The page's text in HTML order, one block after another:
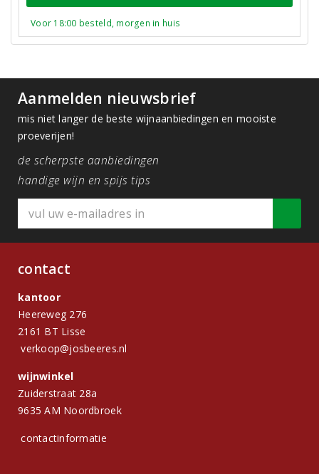
Voor 18:00 besteld, morgen in huis
Aanmelden nieuwsbrief
mis niet langer de beste wijnaanbiedingen en mooiste
proeverijen!
de scherpste aanbiedingen
handige wijn en spijs tips
contact
kantoor
Heereweg 276
2161 BT Lisse
verkoop@josbeeres.nl
wijnwinkel
Zuiderstraat 28a
9635 AM Noordbroek
contactinformatie